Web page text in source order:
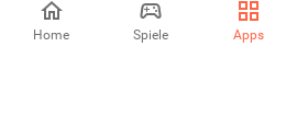
Home Spiele Apps